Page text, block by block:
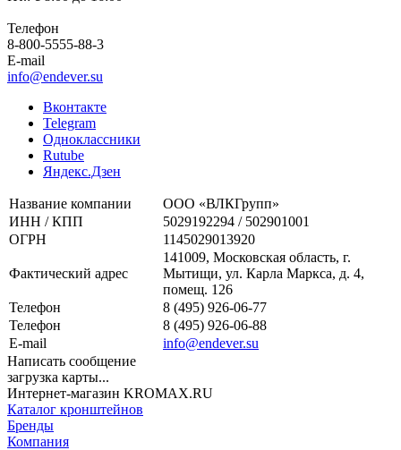
Телефон
8-800-5555-88-3
E-mail
info@endever.su
Вконтакте
Telegram
Одноклассники
Rutube
Яндекс.Дзен
Название компании
ООО «ВЛКГрупп»
ИНН / КПП
5029192294 / 502901001
ОГРН
1145029013920
Фактический адрес
141009, Московская область, г.
Мытищи, ул. Карла Маркса, д. 4,
помещ. 126
Телефон
8 (495) 926-06-77
Телефон
8 (495) 926-06-88
E-mail
info@endever.su
Написать сообщение
загрузка карты...
Интернет-магазин KROMAX.RU
Каталог кронштейнов
Бренды
Компания